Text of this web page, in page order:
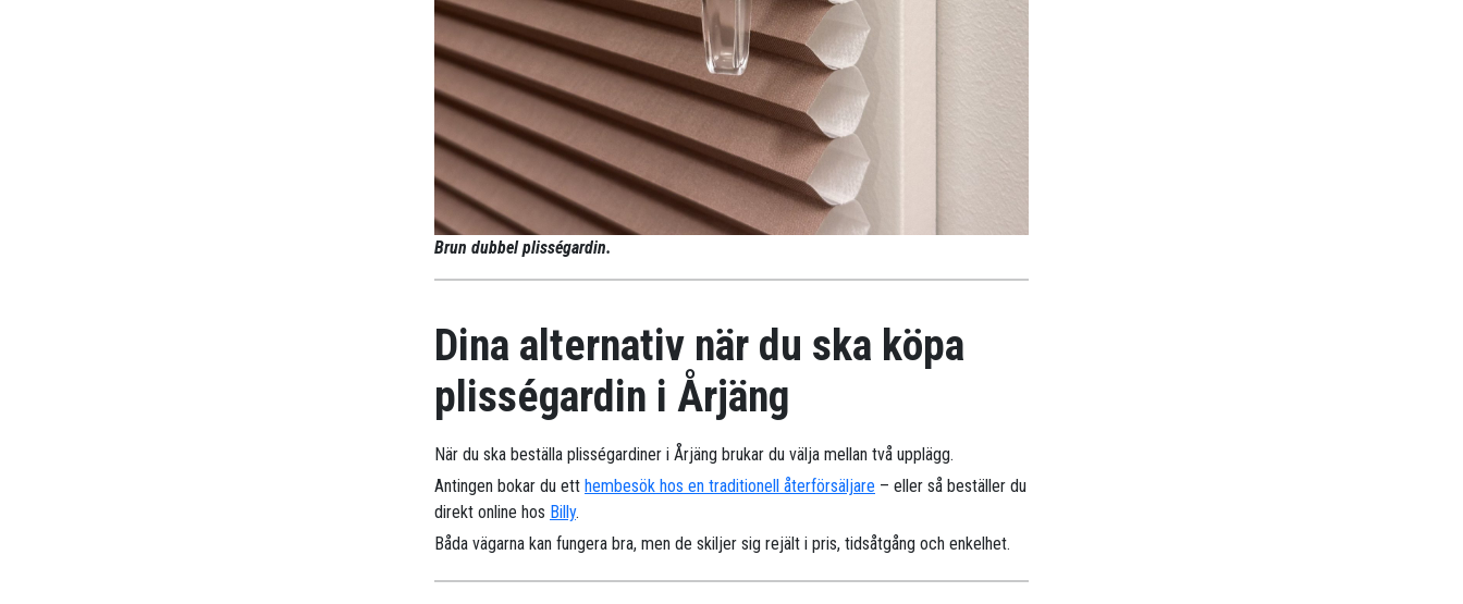
Brun dubbel plisségardin.
Dina alternativ när du ska köpa
plisségardin i Årjäng
När du ska beställa plisségardiner i Årjäng brukar du välja mellan två upplägg.
Antingen bokar du ett hembesök hos en traditionell återförsäljare – eller så beställer du
direkt online hos Billy.
Båda vägarna kan fungera bra, men de skiljer sig rejält i pris, tidsåtgång och enkelhet.